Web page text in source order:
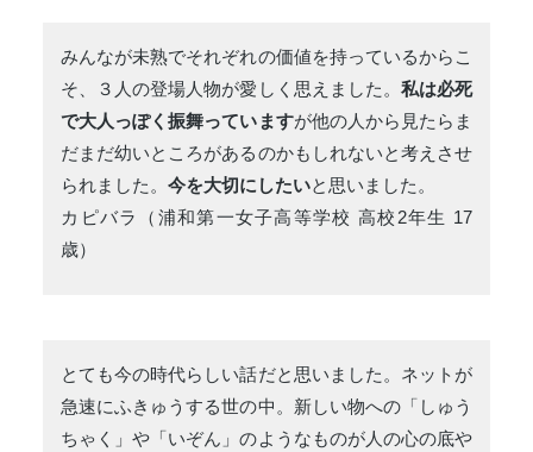
みんなが未熟でそれぞれの価値を持っているからこ
そ、３人の登場人物が愛しく思えました。 私は必死
で大人っぽく振舞っていますが他の人から見たらま
だまだ幼いところがあるのかもしれないと考えさせ
られました。今を大切にしたいと思いました。
カピバラ（浦和第一女子高等学校 高校2年生 17
歳）
とても今の時代らしい話だと思いました。ネットが
急速にふきゅうする世の中。新しい物への「しゅう
ちゃく」や「いぞん」のようなものが人の心の底や